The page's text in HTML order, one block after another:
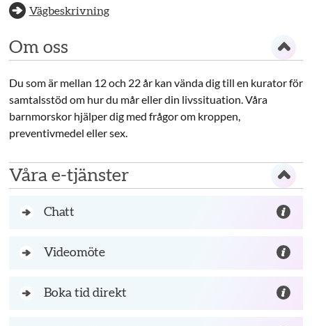
Vägbeskrivning
Om oss
Du som är mellan 12 och 22 år kan vända dig till en kurator för
samtalsstöd om hur du mår eller din livssituation. Våra
barnmorskor hjälper dig med frågor om kroppen,
preventivmedel eller sex.
Våra e-tjänster
Chatt
Videomöte
Boka tid direkt